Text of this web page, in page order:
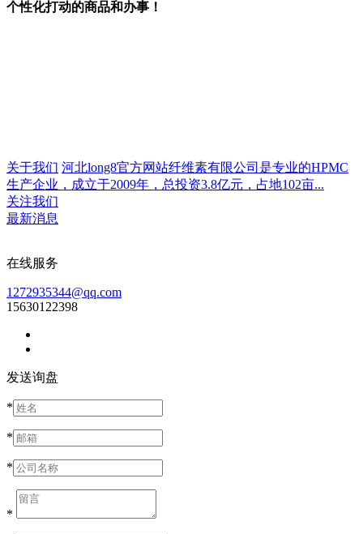
个性化打动的商品和办事！
关于我们 河北long8官方网站纤维素有限公司是专业的HPMC
生产企业，成立于2009年，总投资3.8亿元，占地102亩...
关注我们
最新消息
在线服务
1272935344@qq.com
15630122398
发送询盘
*
*
*
*